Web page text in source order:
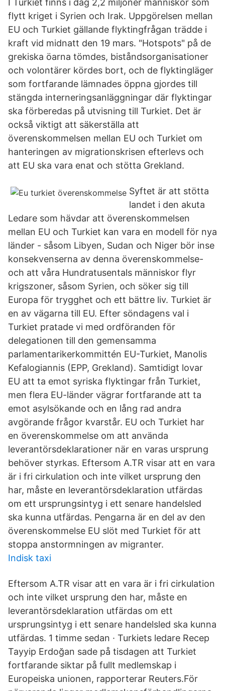
I Turkiet finns i dag 2,2 miljoner människor som
flytt kriget i Syrien och Irak. Uppgörelsen mellan
EU och Turkiet gällande flyktingfrågan trädde i
kraft vid midnatt den 19 mars. "Hotspots" på de
grekiska öarna tömdes, biståndsorganisationer
och volontärer kördes bort, och de flyktingläger
som fortfarande lämnades öppna gjordes till
stängda interneringsanläggningar där flyktingar
ska förberedas på utvisning till Turkiet. Det är
också viktigt att säkerställa att
överenskommelsen mellan EU och Turkiet om
hanteringen av migrationskrisen efterlevs och
att EU ska vara enat och stötta Grekland.
Syftet är att stötta
landet i den akuta
Ledare som hävdar att överenskommelsen
mellan EU och Turkiet kan vara en modell för nya
länder - såsom Libyen, Sudan och Niger bör inse
konsekvenserna av denna överenskommelse-
och att våra Hundratusentals människor flyr
krigszoner, såsom Syrien, och söker sig till
Europa för trygghet och ett bättre liv. Turkiet är
en av vägarna till EU. Efter söndagens val i
Turkiet pratade vi med ordföranden för
delegationen till den gemensamma
parlamentarikerkommittén EU-Turkiet, Manolis
Kefalogiannis (EPP, Grekland). Samtidigt lovar
EU att ta emot syriska flyktingar från Turkiet,
men flera EU-länder vägrar fortfarande att ta
emot asylsökande och en lång rad andra
avgörande frågor kvarstår. EU och Turkiet har
en överenskommelse om att använda
leverantörsdeklarationer när en varas ursprung
behöver styrkas. Eftersom A.TR visar att en vara
är i fri cirkulation och inte vilket ursprung den
har, måste en leverantörsdeklaration utfärdas
om ett ursprungsintyg i ett senare handelsled
ska kunna utfärdas. Pengarna är en del av den
överenskommelse EU slöt med Turkiet för att
stoppa anstormningen av migranter.
Indisk taxi
Eftersom A.TR visar att en vara är i fri cirkulation
och inte vilket ursprung den har, måste en
leverantörsdeklaration utfärdas om ett
ursprungsintyg i ett senare handelsled ska kunna
utfärdas. 1 timme sedan · Turkiets ledare Recep
Tayyip Erdoğan sade på tisdagen att Turkiet
fortfarande siktar på fullt medlemskap i
Europeiska unionen, rapporterar Reuters.För